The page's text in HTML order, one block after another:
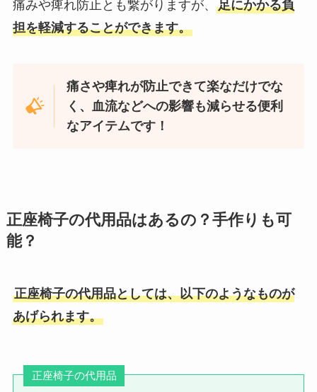
痛みや痺れ防止とも繋がりますが、 足にかかる負
担を軽減することができます。
痛さや痺れが防止できて楽なだけでな
く、血流などへの影響も減らせる便利
なアイテムです！
正座椅子の代用品はあるの？手作りも可
能？
正座椅子の代用品としては、以下のようなものが
あげられます。
正座椅子の代用品